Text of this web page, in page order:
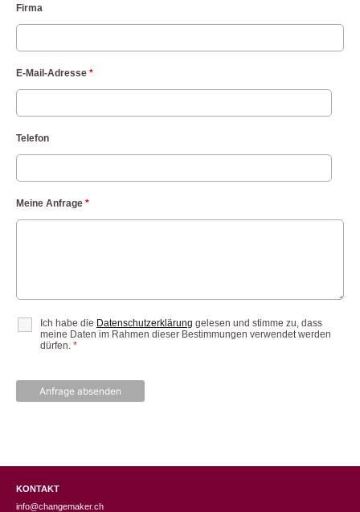
Firma
E-Mail-Adresse *
Telefon
Meine Anfrage *
Ich habe die Datenschutzerklärung gelesen und stimme zu, dass
meine Daten im Rahmen dieser Bestimmungen verwendet werden
dürfen. *
KONTAKT
info@changemaker.ch